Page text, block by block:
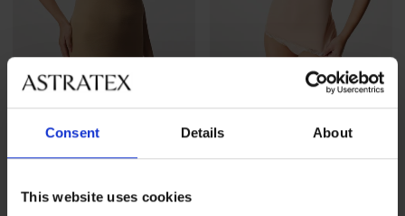
Consent Details About
This website uses cookies
-20%
Дамски невидим долен
Намаление
29,59 €(57,87 лв.)Първоначална цена
36,99 €
Долен потник Camiso